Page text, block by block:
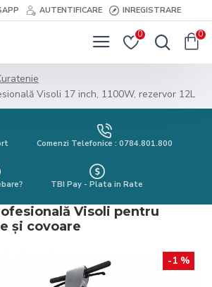
AUTENTIFICARE INREGISTRARE
0 0
Visoli 17 inch, 1100W, rezervor 12L
Comenzi Telefonice : 0784.801.800
TBI Pay - Plata in Rate
Visoli pentru
și covoare
-1 %